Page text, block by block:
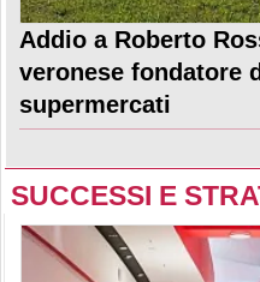
Addio a Roberto
veronese fondatore
supermercati
SUCCESSI E